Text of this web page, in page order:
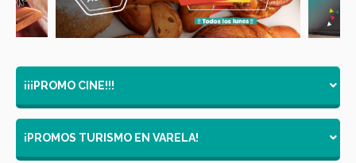
¡¡¡PROMO CINE!!!
¡PROMOS TURISMO EN VARELA!